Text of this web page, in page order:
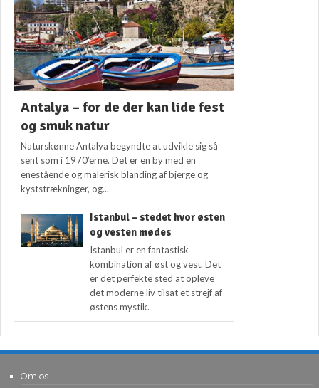
Antalya – for de der kan lide fest
og smuk natur
Naturskønne Antalya begyndte at udvikle sig så
sent som i 1970’erne. Det er en by med en
enestående og malerisk blanding af bjerge og
kyststrækninger, og...
Istanbul – stedet hvor østen
og vesten mødes
Istanbul er en fantastisk
kombination af øst og vest. Det
er det perfekte sted at opleve
det moderne liv tilsat et strejf af
østens mystik.
Om os